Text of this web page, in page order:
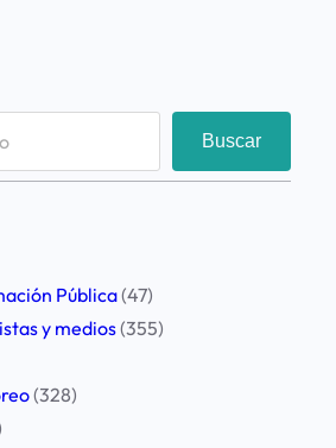
Buscar
Pública(47)
y medios(355)
(328)